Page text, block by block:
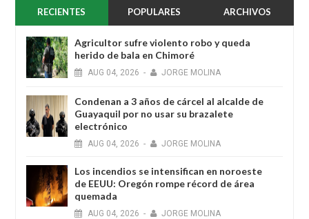
RECIENTES POPULARES ARCHIVOS
Agricultor sufre violento robo y queda
herido de bala en Chimoré
AUG 04, 2026 - JORGE MOLINA
Condenan a 3 años de cárcel al alcalde de
Guayaquil por no usar su brazalete
electrónico
AUG 04, 2026 - JORGE MOLINA
Los incendios se intensifican en noroeste
de EEUU: Oregón rompe récord de área
quemada
AUG 04, 2026 - JORGE MOLINA